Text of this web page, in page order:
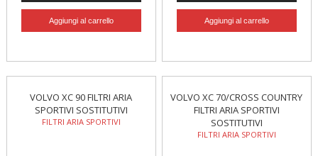
VOLVO XC 90 FILTRI ARIA
SPORTIVI SOSTITUTIVI
FILTRI ARIA SPORTIVI
VOLVO XC 70/CROSS COUNTRY
FILTRI ARIA SPORTIVI
SOSTITUTIVI
FILTRI ARIA SPORTIVI